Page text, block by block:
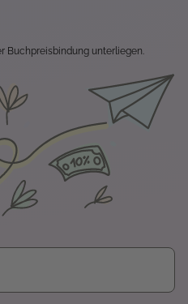
Buchpreisbindung unterliegen.